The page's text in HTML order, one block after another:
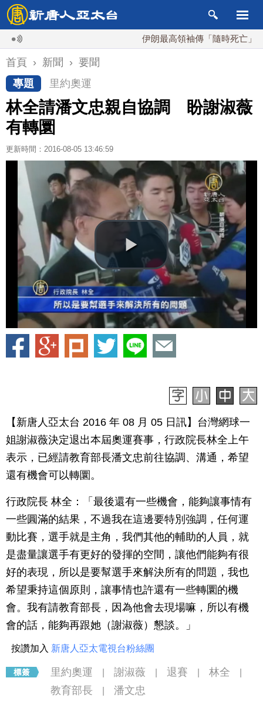
伊朗最高領袖傳「隨時死亡」 國安
首頁 › 新聞 › 要聞
專題
里約奧運
林全請潘文忠親自協調 盼謝淑薇
有轉圜
更新時間：2016-08-05 13:46:59
【新唐人亞太台 2016 年 08 月 05 日訊】台灣網球一
姐謝淑薇決定退出本屆奧運賽事，行政院長林全上午
表示，已經請教育部長潘文忠前往協調、溝通，希望
還有機會可以轉圜。
行政院長 林全：「最後還有一些機會，能夠讓事情有
一些圓滿的結果，不過我在這邊要特別強調，任何運
動比賽，選手就是主角，我們其他的輔助的人員，就
是盡量讓選手有更好的發揮的空間，讓他們能夠有很
好的表現，所以是要幫選手來解決所有的問題，我也
希望秉持這個原則，讓事情也許還有一些轉圜的機
會。我有請教育部長，因為他會去現場嘛，所以有機
會的話，能夠再跟她（謝淑薇）懇談。」
按讚加入 新唐人亞太電視台粉絲團
里約奧運 謝淑薇 退賽 林全
教育部長 潘文忠